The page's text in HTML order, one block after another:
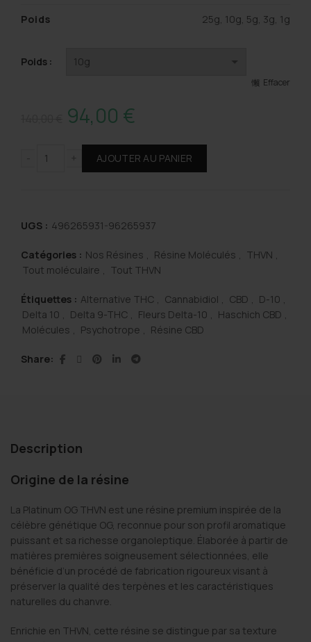
Poids 25g, 10g, 5g, 3g, 1g
Poids
Effacer
Le
prix
initial
140,00 €.
94,00 €
prix
actuel
94,00 €.
AJOUTER AU PANIER
UGS : 496265931-96265937
Catégories : Nos Résines , Résine Moléculés , THVN ,
Tout moléculaire , Tout THVN
Étiquettes : Alternative THC , Cannabidiol , CBD , D-10 ,
Delta 10 , Delta 9-THC , Fleurs Delta-10 , Haschich CBD ,
Molécules , Psychotrope , Résine CBD
Share
Description
Origine de la résine
La Platinum OG THVN est une résine premium inspirée de la
célèbre génétique OG, reconnue pour son profil aromatique
puissant et sa richesse organoleptique. Élaborée à partir de
matières premières soigneusement sélectionnées, elle
bénéficie d’un procédé de fabrication rigoureux visant à
préserver la qualité des terpènes et les caractéristiques
naturelles du chanvre.
Enrichie en THVN, cette résine se distingue par sa texture